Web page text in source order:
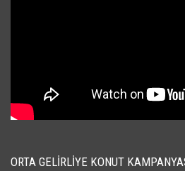
ORTA GELIRLIYE KONUT